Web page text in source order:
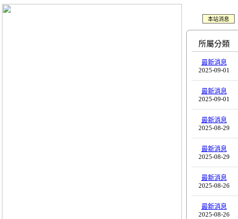
本站消息
所屬分類
最新消息
2025-09-01
最新消息
2025-09-01
最新消息
2025-08-29
最新消息
2025-08-29
最新消息
2025-08-26
最新消息
2025-08-26